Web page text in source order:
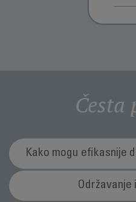
Česta
Kako mogu efikasnije
Koja je svrha funkcije
Održavanje